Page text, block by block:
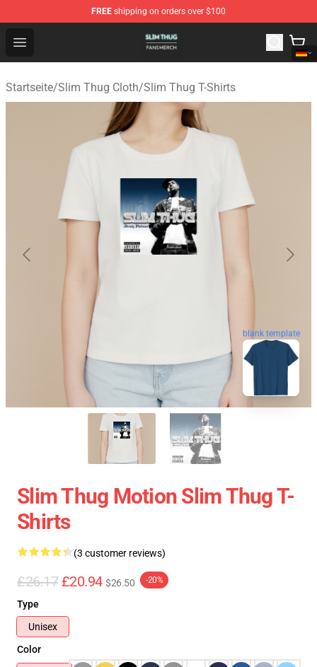
FREE shipping on orders over $100
Open menu
Slim Thug Shop - Official Slim Thug Merchandise Store
Startseite/Slim Thug Cloth/Slim Thug T-Shirts
blank template
Slim Thug Motion Slim Thug T-
Shirts
(3 customer reviews)
£26.17 £20.94 $26.50 -20%
Type
Unisex
Color